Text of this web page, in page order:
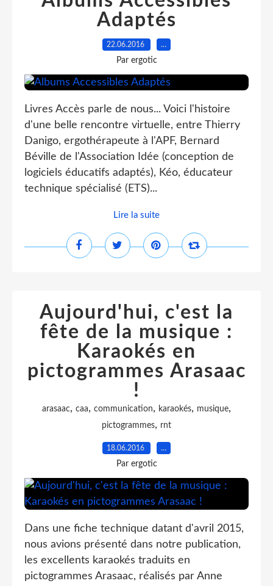
Adaptés
22.06.2016 …
Par ergotic
Livres Accès parle de nous... Voici l'histoire
d'une belle rencontre virtuelle, entre Thierry
Danigo, ergothérapeute à l'APF, Bernard
Béville de l'Association Idée (conception de
logiciels éducatifs adaptés), Kéo, éducateur
technique spécialisé (ETS)...
Lire la suite
Aujourd'hui, c'est la
fête de la musique :
Karaokés en
pictogrammes Arasaac
!
arasaac, caa, communication, karaokés, musique,
pictogrammes, rnt
18.06.2016 …
Par ergotic
Dans une fiche technique datant d'avril 2015,
nous avions présenté dans notre publication,
les excellents karaokés traduits en
pictogrammes Arasaac, réalisés par Anne